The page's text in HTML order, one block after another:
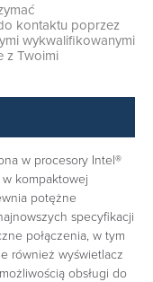
kontaktu poprzez
wykwalifikowanymi
z Twoimi
w procesory Intel®
kompaktowej
potężne
specyfikacji
połączenia, w tym
również wyświetlacz
obsługi do